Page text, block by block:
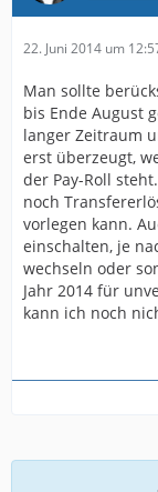
22. Juni 2014 um
Man sollte
bis Ende August
langer Zeitraum
erst überzeugt,
der Pay-Roll
noch
vorlegen kann.
einschalten, je
wechseln oder
Jahr 2014 für
kann ich noch